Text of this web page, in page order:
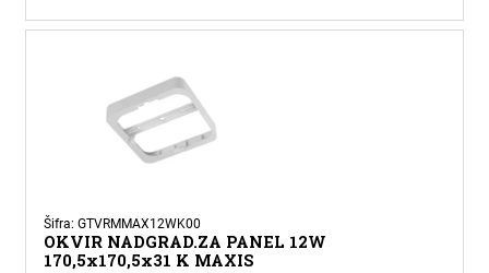
Šifra: GTVRMMAX12WK00
OKVIR NADGRAD.ZA PANEL 12W
170,5x170,5x31 K MAXIS